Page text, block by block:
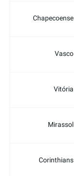
Chapecoense
Vasco
Vitória
Mirassol
Corinthians